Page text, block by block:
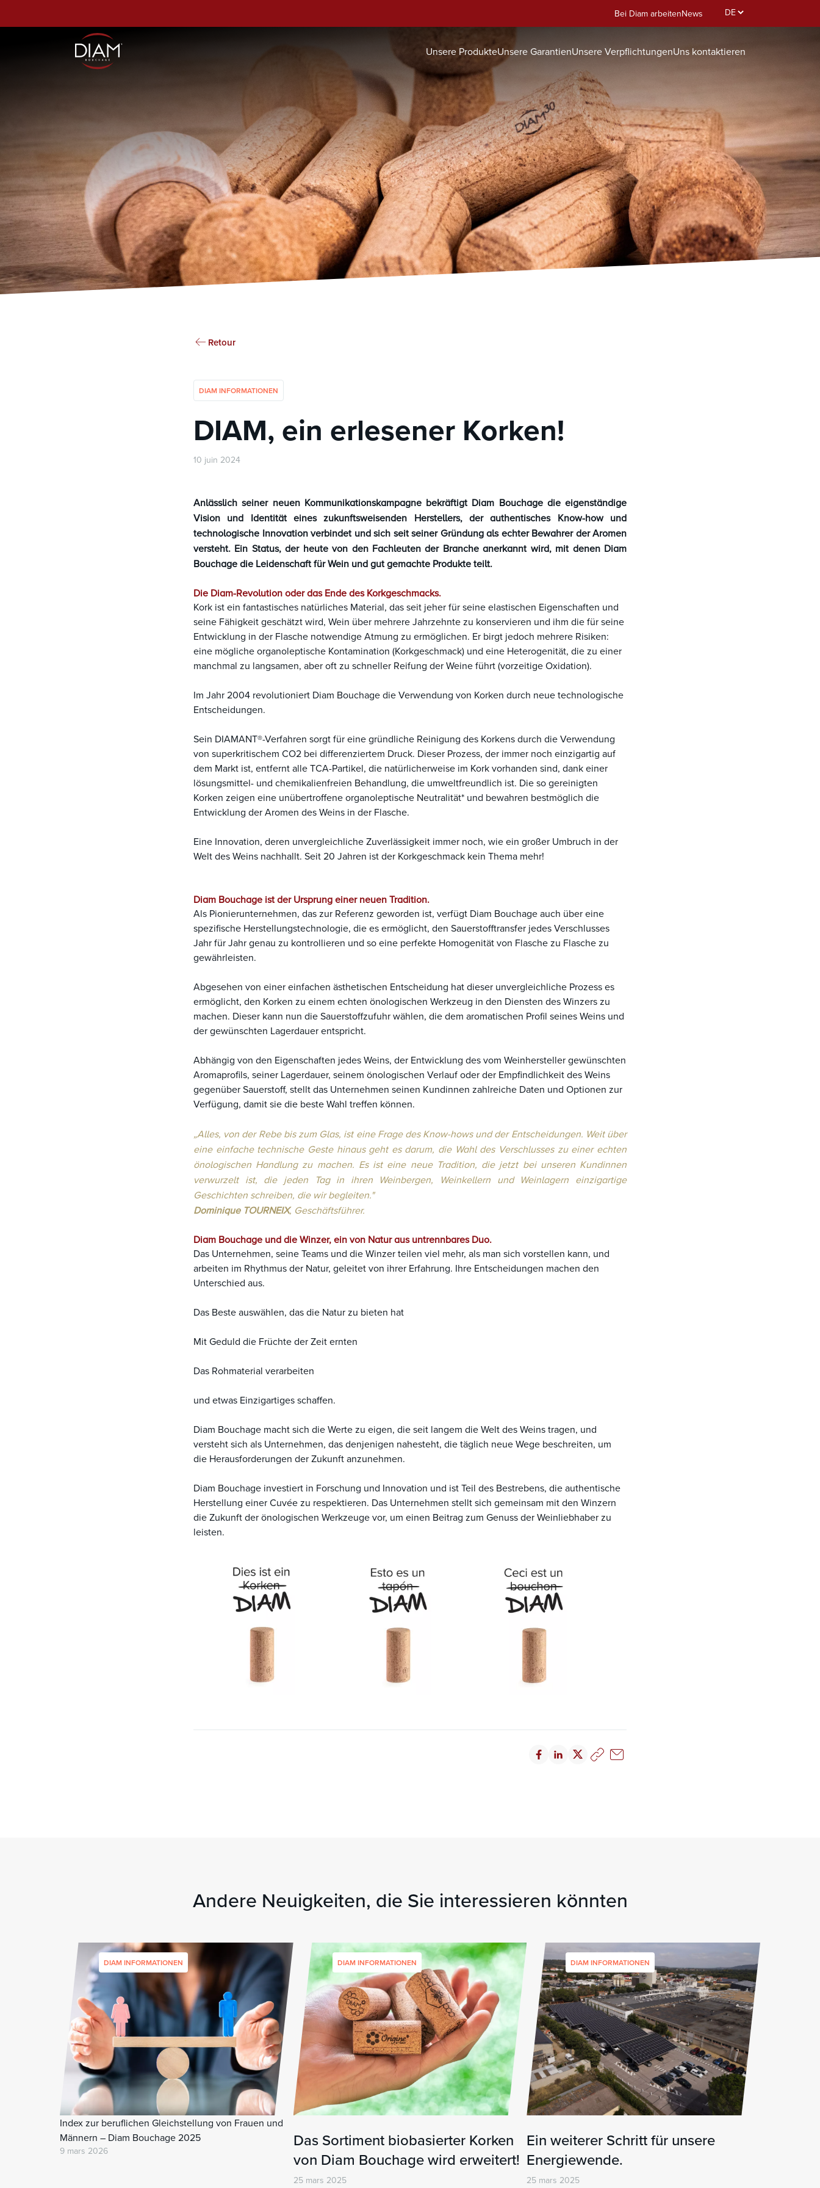
Bei Diam arbeitenNews
Select
Unsere ProdukteUnsere GarantienUnsere VerpflichtungenUns kontaktieren
Retour
DIAM INFORMATIONEN
DIAM, ein erlesener Korken!
10 juin 2024
Anlässlich seiner neuen Kommunikationskampagne bekräftigt Diam Bouchage die eigenständige
Vision und Identität eines zukunftsweisenden Herstellers, der authentisches Know-how und
technologische Innovation verbindet und sich seit seiner Gründung als echter Bewahrer der Aromen
versteht. Ein Status, der heute von den Fachleuten der Branche anerkannt wird, mit denen Diam
Bouchage die Leidenschaft für Wein und gut gemachte Produkte teilt.
Die Diam-Revolution oder das Ende des Korkgeschmacks.
Kork ist ein fantastisches natürliches Material, das seit jeher für seine elastischen Eigenschaften und
seine Fähigkeit geschätzt wird, Wein über mehrere Jahrzehnte zu konservieren und ihm die für seine
Entwicklung in der Flasche notwendige Atmung zu ermöglichen. Er birgt jedoch mehrere Risiken:
eine mögliche organoleptische Kontamination (Korkgeschmack) und eine Heterogenität, die zu einer
manchmal zu langsamen, aber oft zu schneller Reifung der Weine führt (vorzeitige Oxidation).
Im Jahr 2004 revolutioniert Diam Bouchage die Verwendung von Korken durch neue technologische
Entscheidungen.
Sein DIAMANT®-Verfahren sorgt für eine gründliche Reinigung des Korkens durch die Verwendung
von superkritischem CO2 bei differenziertem Druck. Dieser Prozess, der immer noch einzigartig auf
dem Markt ist, entfernt alle TCA-Partikel, die natürlicherweise im Kork vorhanden sind, dank einer
lösungsmittel- und chemikalienfreien Behandlung, die umweltfreundlich ist. Die so gereinigten
Korken zeigen eine unübertroffene organoleptische Neutralität* und bewahren bestmöglich die
Entwicklung der Aromen des Weins in der Flasche.
Eine Innovation, deren unvergleichliche Zuverlässigkeit immer noch, wie ein großer Umbruch in der
Welt des Weins nachhallt. Seit 20 Jahren ist der Korkgeschmack kein Thema mehr!
Diam Bouchage ist der Ursprung einer neuen Tradition.
Als Pionierunternehmen, das zur Referenz geworden ist, verfügt Diam Bouchage auch über eine
spezifische Herstellungstechnologie, die es ermöglicht, den Sauerstofftransfer jedes Verschlusses
Jahr für Jahr genau zu kontrollieren und so eine perfekte Homogenität von Flasche zu Flasche zu
gewährleisten.
Abgesehen von einer einfachen ästhetischen Entscheidung hat dieser unvergleichliche Prozess es
ermöglicht, den Korken zu einem echten önologischen Werkzeug in den Diensten des Winzers zu
machen. Dieser kann nun die Sauerstoffzufuhr wählen, die dem aromatischen Profil seines Weins und
der gewünschten Lagerdauer entspricht.
Abhängig von den Eigenschaften jedes Weins, der Entwicklung des vom Weinhersteller gewünschten
Aromaprofils, seiner Lagerdauer, seinem önologischen Verlauf oder der Empfindlichkeit des Weins
gegenüber Sauerstoff, stellt das Unternehmen seinen Kundinnen zahlreiche Daten und Optionen zur
Verfügung, damit sie die beste Wahl treffen können.
„Alles, von der Rebe bis zum Glas, ist eine Frage des Know-hows und der Entscheidungen. Weit über
eine einfache technische Geste hinaus geht es darum, die Wahl des Verschlusses zu einer echten
önologischen Handlung zu machen. Es ist eine neue Tradition, die jetzt bei unseren Kundinnen
verwurzelt ist, die jeden Tag in ihren Weinbergen, Weinkellern und Weinlagern einzigartige
Geschichten schreiben, die wir begleiten."
Dominique TOURNEIX, Geschäftsführer.
Diam Bouchage und die Winzer, ein von Natur aus untrennbares Duo.
Das Unternehmen, seine Teams und die Winzer teilen viel mehr, als man sich vorstellen kann, und
arbeiten im Rhythmus der Natur, geleitet von ihrer Erfahrung. Ihre Entscheidungen machen den
Unterschied aus.
Das Beste auswählen, das die Natur zu bieten hat
Mit Geduld die Früchte der Zeit ernten
Das Rohmaterial verarbeiten
und etwas Einzigartiges schaffen.
Diam Bouchage macht sich die Werte zu eigen, die seit langem die Welt des Weins tragen, und
versteht sich als Unternehmen, das denjenigen nahesteht, die täglich neue Wege beschreiten, um
die Herausforderungen der Zukunft anzunehmen.
Diam Bouchage investiert in Forschung und Innovation und ist Teil des Bestrebens, die authentische
Herstellung einer Cuvée zu respektieren. Das Unternehmen stellt sich gemeinsam mit den Winzern
die Zukunft der önologischen Werkzeuge vor, um einen Beitrag zum Genuss der Weinliebhaber zu
leisten.
Andere Neuigkeiten, die Sie interessieren könnten
DIAM INFORMATIONEN
Index zur beruflichen Gleichstellung von Frauen und
Männern – Diam Bouchage 2025
9 mars 2026
DIAM INFORMATIONEN
Das Sortiment biobasierter Korken
von Diam Bouchage wird erweitert!
25 mars 2025
DIAM INFORMATIONEN
Ein weiterer Schritt für unsere
Energiewende.
25 mars 2025